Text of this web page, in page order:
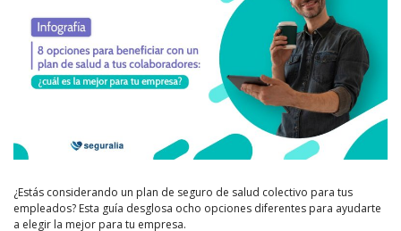
¿Estás considerando un plan de seguro de salud colectivo para tus
empleados? Esta guía desglosa ocho opciones diferentes para ayudarte
a elegir la mejor para tu empresa.